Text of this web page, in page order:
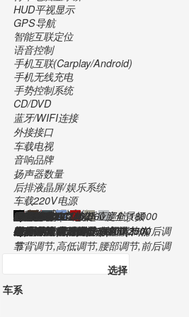
HUD平视显示
GPS导航
智能互联定位
语音控制
手机互联(Carplay/Android)
手机无线充电
手势控制系统
CD/DVD
蓝牙/WIFI连接
外接接口
车载电视
音响品牌
扬声器数量
后排液晶屏/娱乐系统
车载220V电源
2018年
在产
30.70万获取底价
3年或10万公里
7
4818*1843*1432
2908
1565
5
424
56
225/50 R17
225/50 R17
非全尺寸
11.9
1968
140kW/320N.m
190
4200-6000
1450-4200
直列
4
涡轮增压
混合喷射
95号
●
双离合
233
7.9
5.9
国五
前轮驱动
多连杆式独立悬架
多连杆式独立悬架
-
通风盘
通风盘
电子驻车
电子驻车
承载式
●
●
●
●
●
●
●
○|1600
●
●
-
-
-
●
-
●
定速巡航,ACC自适应巡航|18000
●
○
○|3000
-
○|4300
-
-
●
●
-
-
○|10000
●
●
-,后方影像|2300,360度全景摄
像|6000
●
LED,矩阵LED|8000
●
自动开闭,自动远近光|800
●
高度调节,大灯清洗
单天窗,全景天窗|5900
●
●
电动调节,电动折叠,后视镜加热
●
○|800
-
○|3500
○|3500
感应雨刷
-
-
-
-
-
遥控中控
-钥匙启动,智能进入|4000
-
-
-
塑料
○|3000
●
●
上下调节,前后调节
○
●
自动空调,双温区自动空调|3000
无,手动空调|3000
-
●
-
织物,皮质|10200
-
电动调节,带记忆电动调节|2500
电动调节
靠背调节,高低调节,腰部调节,前后调
节
靠背调节,高低调节,腰部调节,前后调
选择
车系